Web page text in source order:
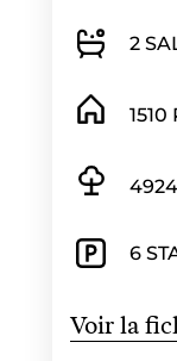
2
1510
6
Voir la